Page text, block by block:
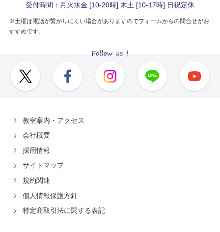
受付時間：月火水金 [10-20時] 木土 [10-17時] 日祝定休
※土曜は電話が繋がりにくい場合がありますのでフォームからの問合せがお
すすめです。
教室案内・アクセス
会社概要
採用情報
サイトマップ
規約関連
個人情報保護方針
特定商取引法に関する表記